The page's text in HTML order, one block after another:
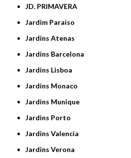
JD. PRIMAVERA
Jardim Paraiso
Jardins Atenas
Jardins Barcelona
Jardins Lisboa
Jardins Monaco
Jardins Munique
Jardins Porto
Jardins Valencia
Jardins Verona